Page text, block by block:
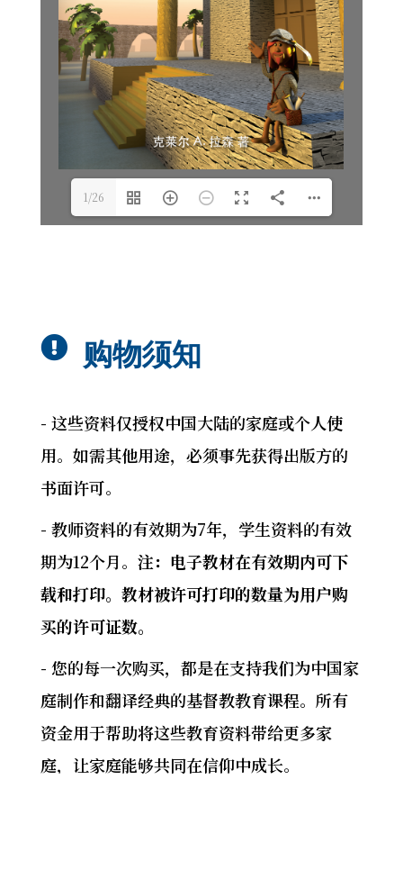
1/26
 购物须知
- 这些资料仅授权中国大陆的家庭或个人使
用。如需其他用途，必须事先获得出版方的
书面许可。
- 教师资料的有效期为7年，学生资料的有效
期为12个月。 注：电子教材在有效期内可下
载和打印。教材被许可打印的数量为用户购
买的许可证数。
- 您的每一次购买，都是在支持我们为中国家
庭制作和翻译经典的基督教教育课程。所有
资金用于帮助将这些教育资料带给更多家
庭，让家庭能够共同在信仰中成长。